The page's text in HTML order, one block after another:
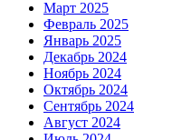
Март 2025
Февраль 2025
Январь 2025
Декабрь 2024
Ноябрь 2024
Октябрь 2024
Сентябрь 2024
Август 2024